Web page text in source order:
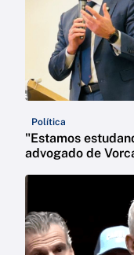
Política
"Estamos
advogado de